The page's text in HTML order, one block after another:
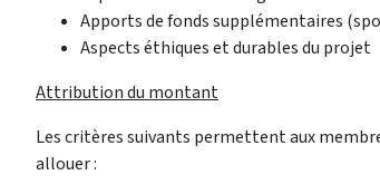
Apports de fonds supplémentaires
Aspects éthiques et durables du projet
Attribution du montant
Les critères suivants permettent aux
allouer :